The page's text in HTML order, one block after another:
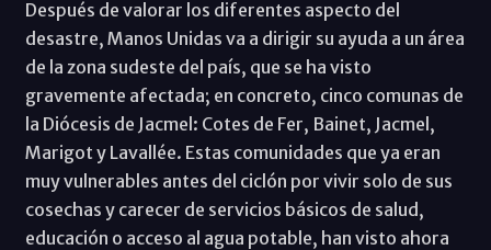
Después de valorar los diferentes aspecto del
desastre, Manos Unidas va a dirigir su ayuda a un área
de la zona sudeste del país, que se ha visto
gravemente afectada; en concreto, cinco comunas de
la Diócesis de Jacmel: Cotes de Fer, Bainet, Jacmel,
Marigot y Lavallée. Estas comunidades que ya eran
muy vulnerables antes del ciclón por vivir solo de sus
cosechas y carecer de servicios básicos de salud,
educación o acceso al agua potable, han visto ahora